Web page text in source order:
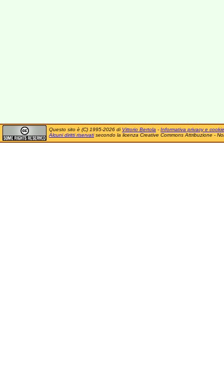
Questo sito è (C) 1995-2026 di Vittorio Bertola - Informativa privacy e cookie
Alcuni diritti riservatisecondo la licenza Creative Commons Attribuzione -